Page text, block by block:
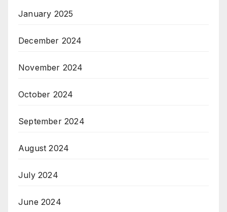
January 2025
December 2024
November 2024
October 2024
September 2024
August 2024
July 2024
June 2024